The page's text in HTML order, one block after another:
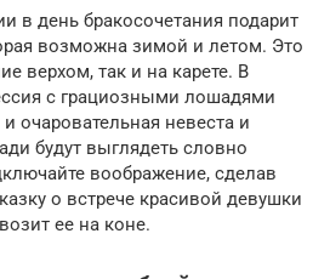
в день бракосочетания подарит
возможна зимой и летом. Это
верхом, так и на карете. В
с грациозными лошадями
очаровательная невеста и
будут выглядеть словно
воображение, сделав
о встрече красивой девушки
ее на коне.